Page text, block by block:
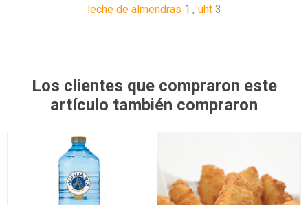
leche de almendras 1 , uht 3
Los clientes que compraron este
artículo también compraron